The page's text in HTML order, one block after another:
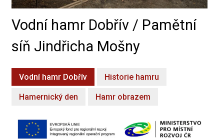
Vodní hamr Dobřív / Pamětní
síň Jindřicha Mošny
Vodní hamr Dobřív Historie hamru
Hamernický den Hamr obrazem